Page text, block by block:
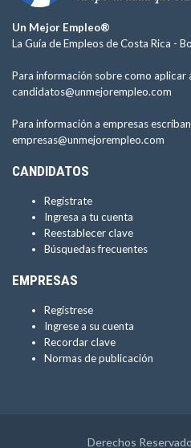
Un Mejor Empleo®
La Guía de Empleos de Costa Rica -
Para información sobre como aplicar
candidatos@unmejorempleo.com
Para información a empresas
empresas@unmejorempleo.com
CANDIDATOS
Regístrate
Ingresa a tu cuenta
Reestablecer clave
Búsquedas frecuentes
EMPRESAS
Regístrese
Ingrese a su cuenta
Recordar clave
Normas de publicación
Derechos